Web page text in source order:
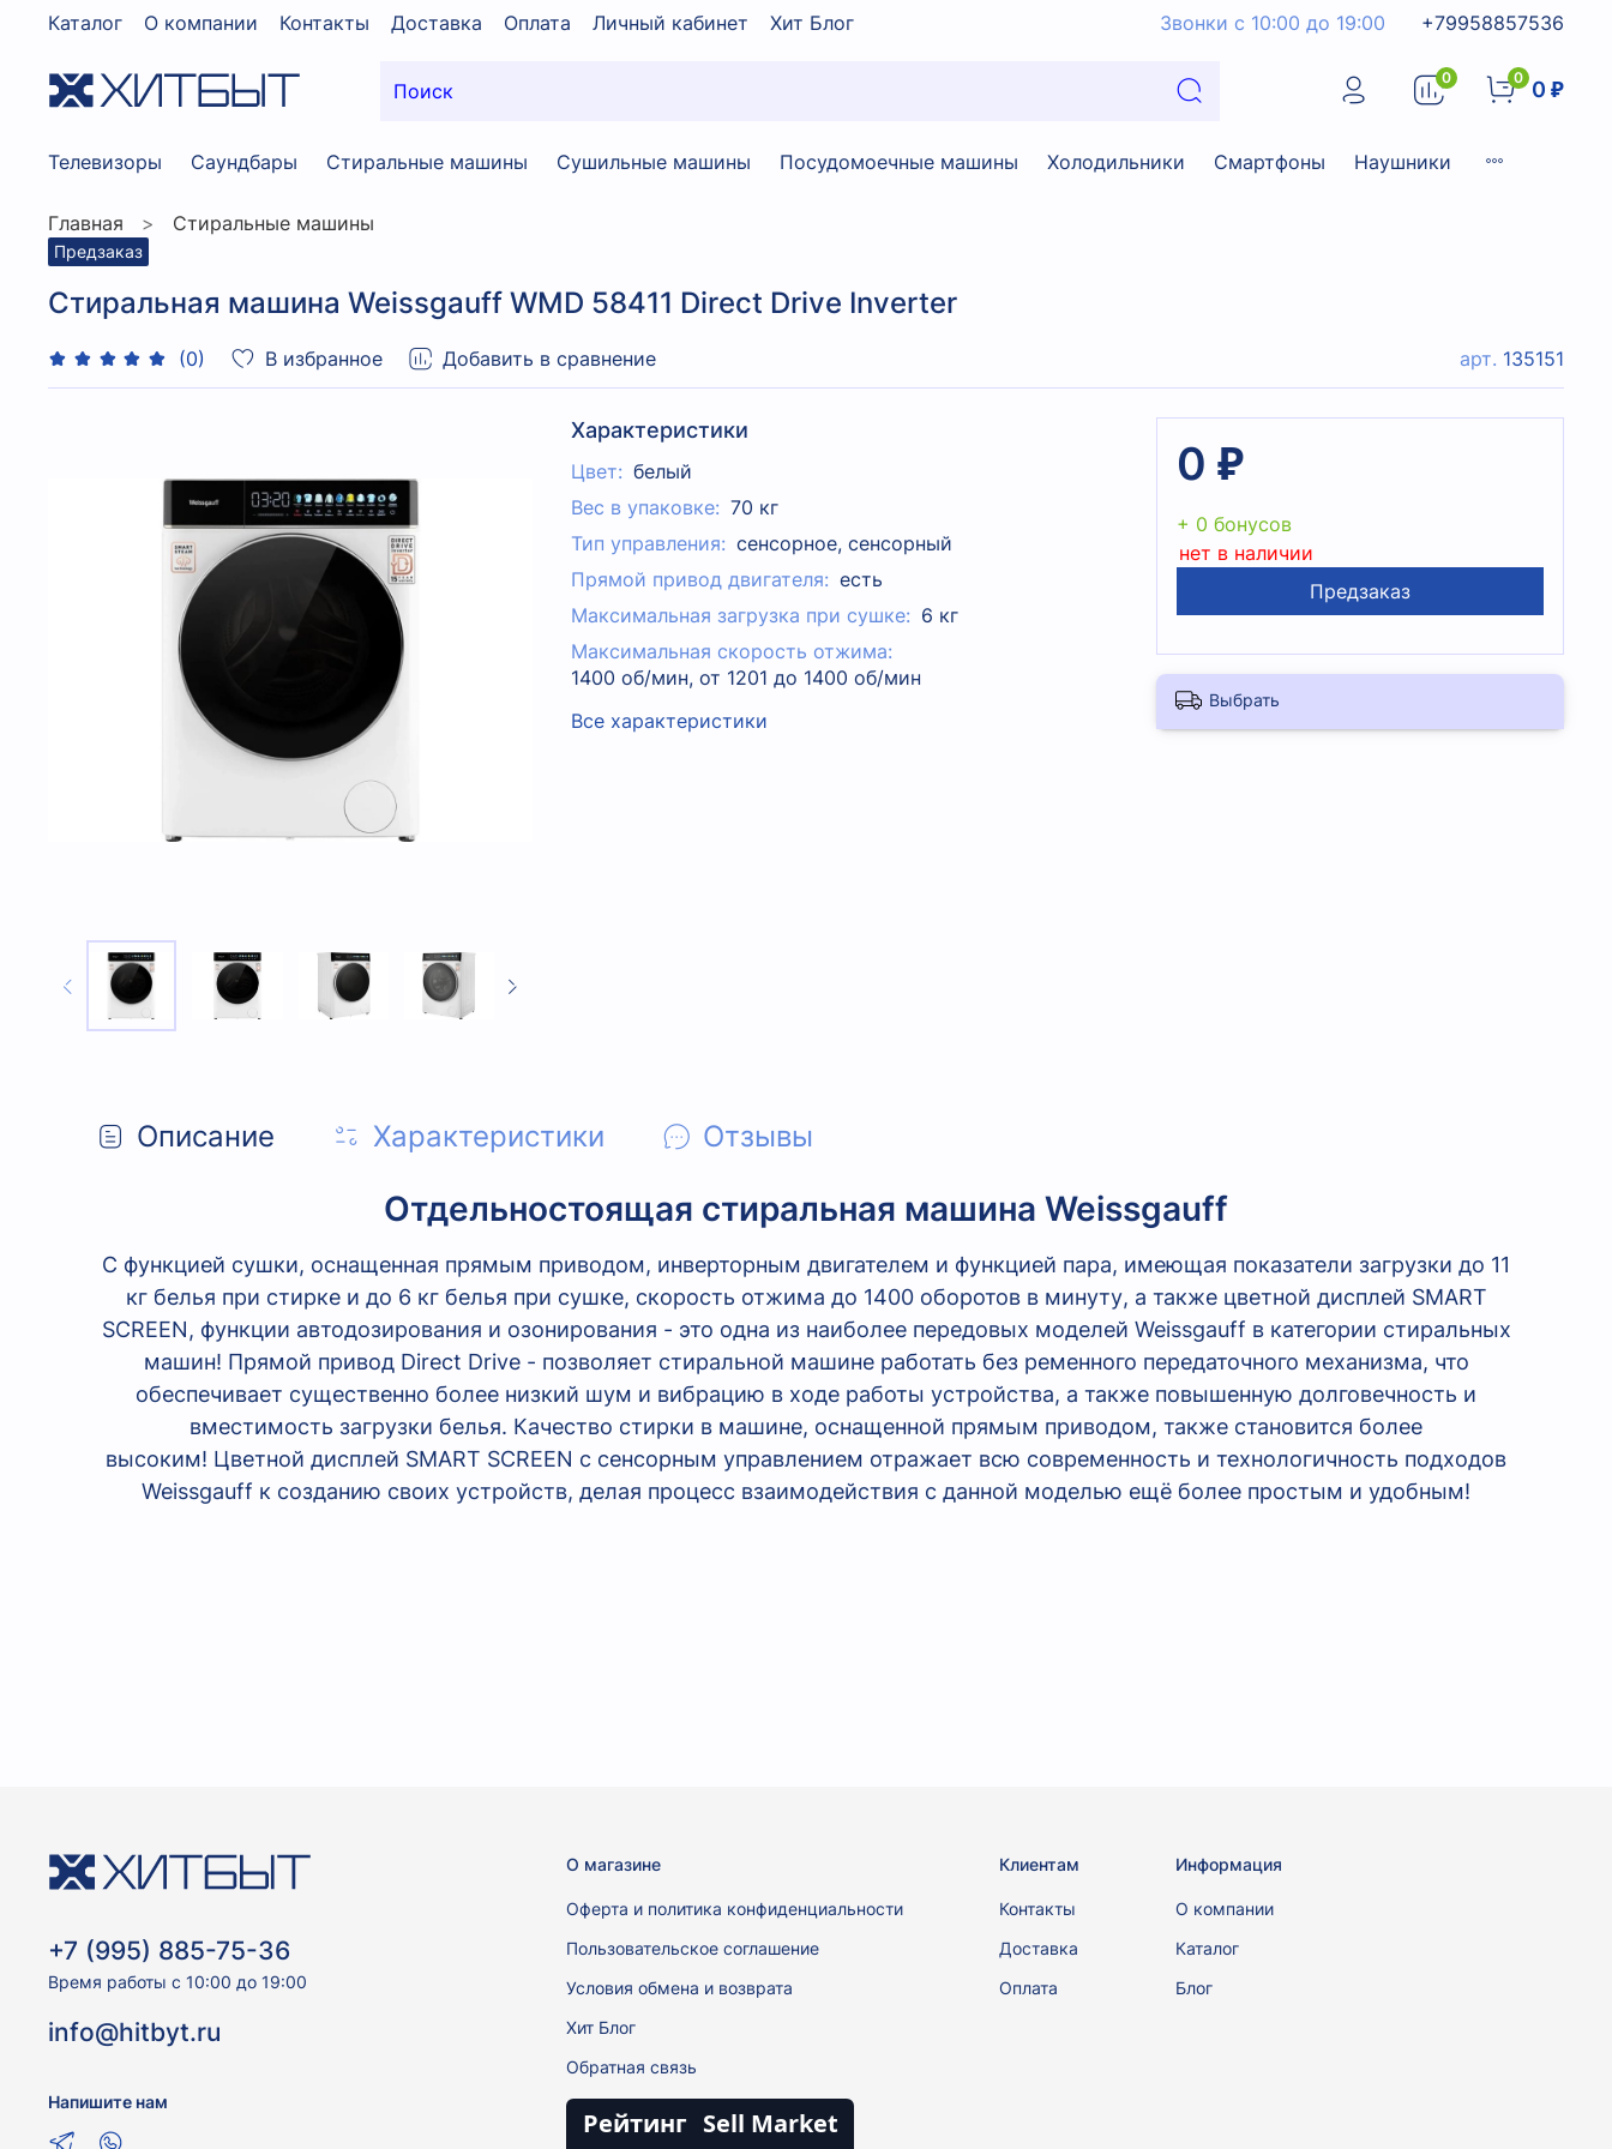
Каталог О компании Контакты Доставка Оплата Личный кабинет Хит Блог Звонки с 10:00 до 19:00 +79958857536
0 0 0 ₽
Телевизоры Саундбары Стиральные машины Сушильные машины Посудомоечные машины Холодильники Смартфоны Наушники
Главная Стиральные машины
Предзаказ
Стиральная машина Weissgauff WMD 58411 Direct Drive Inverter
(0) В избранное Добавить в сравнение арт. 135151
Характеристики
Цвет: белый
Вес в упаковке: 70 кг
Тип управления: сенсорное, сенсорный
Прямой привод двигателя: есть
Максимальная загрузка при сушке: 6 кг
Максимальная скорость отжима:
1400 об/мин, от 1201 до 1400 об/мин
Все характеристики
0 ₽
+ 0 бонусов
нет в наличии
Предзаказ
Выбрать
Описание Характеристики Отзывы
Отдельностоящая стиральная машина Weissgauff
С функцией сушки, оснащенная прямым приводом, инверторным двигателем и функцией пара, имеющая показатели загрузки до 11
кг белья при стирке и до 6 кг белья при сушке, скорость отжима до 1400 оборотов в минуту, а также цветной дисплей SMART
SCREEN, функции автодозирования и озонирования - это одна из наиболее передовых моделей Weissgauff в категории стиральных
машин! Прямой привод Direct Drive - позволяет стиральной машине работать без ременного передаточного механизма, что
обеспечивает существенно более низкий шум и вибрацию в ходе работы устройства, а также повышенную долговечность и
вместимость загрузки белья. Качество стирки в машине, оснащенной прямым приводом, также становится более
высоким! Цветной дисплей SMART SCREEN с сенсорным управлением отражает всю современность и технологичность подходов
Weissgauff к созданию своих устройств, делая процесс взаимодействия с данной моделью ещё более простым и удобным!
О магазине
Оферта и политика конфиденциальности
Пользовательское соглашение
Условия обмена и возврата
Хит Блог
Обратная связь
Клиентам
Контакты
Доставка
Оплата
Информация
О компании
Каталог
Блог
Рейтинг Sell Market
+7 (995) 885-75-36
Время работы с 10:00 до 19:00
info@hitbyt.ru
Напишите нам